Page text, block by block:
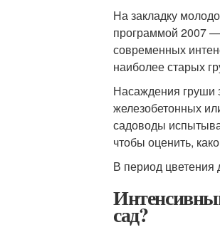
На закладку
программой 2007 —
современных
наиболее старых
Насаждения груши
железобетонных
садоводы
чтобы оценить,
В период
сад?